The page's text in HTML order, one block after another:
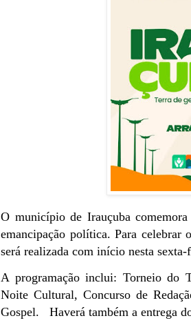
O município de Irauçuba
emancipação política. Para celebrar
será realizada com início nesta
A programação inclui: Torneio do
Noite Cultural, Concurso de
Gospel. Haverá também a entrega